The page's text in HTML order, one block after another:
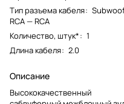
Тип разъема кабеля:
RCA — RCA
Количество, штук*: 1
Длина кабеля: 2.0
Описание
Высококачественный